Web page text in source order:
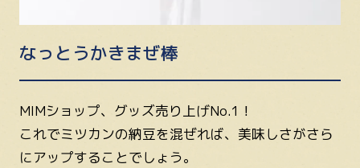
なっとうかきまぜ棒
MIMショップ、グッズ売り上げNo.1！
これでミツカンの納豆を混ぜれば、美味しさがさら
にアップすることでしょう。